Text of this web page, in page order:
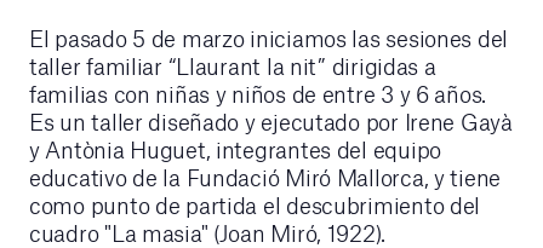
El pasado 5 de marzo iniciamos las sesiones del
taller familiar “Llaurant la nit” dirigidas a
familias con niñas y niños de entre 3 y 6 años.
Es un taller diseñado y ejecutado por Irene Gayà
y Antònia Huguet, integrantes del equipo
educativo de la Fundació Miró Mallorca, y tiene
como punto de partida el descubrimiento del
cuadro "La masia" (Joan Miró, 1922).